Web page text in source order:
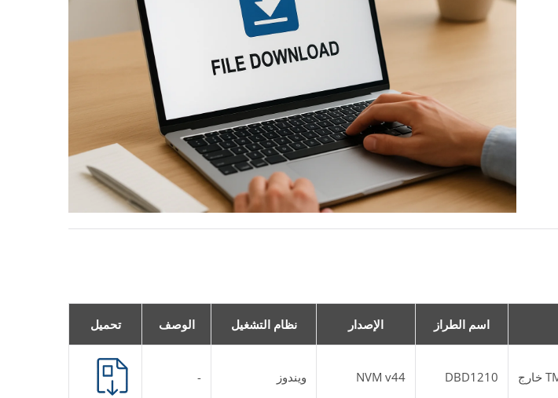
اسم الطراز الإصدار نظام التشغيل الوصف تحميل
DBD1210
NVM v44 ويندوز -